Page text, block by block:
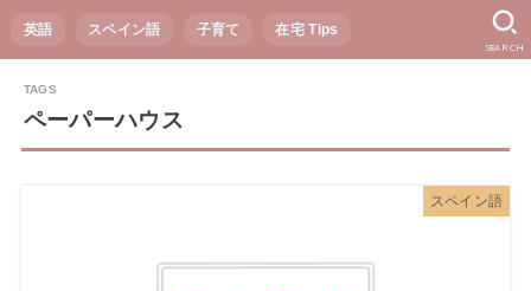
英語 スペイン語 子育て 在宅 Tips
SEARCH
ペーパーハウス
スペイン語